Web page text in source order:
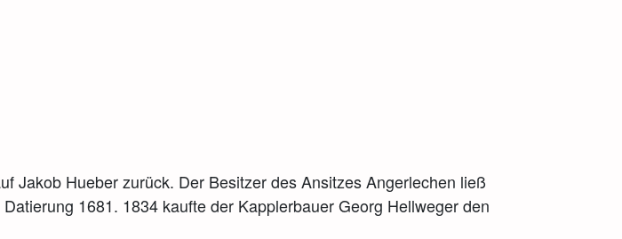
Jakob Hueber zurück. Der Besitzer des Ansitzes Angerlechen ließ
1681. 1834 kaufte der Kapplerbauer Georg Hellweger den